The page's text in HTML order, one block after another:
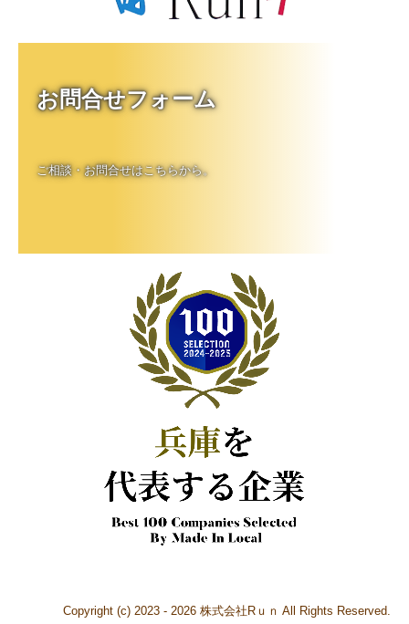
お問合せフォーム
ご相談・お問合せはこちらから。
Copyright (c) 2023 - 2026 株式会社Rｕｎ All Rights Reserved.